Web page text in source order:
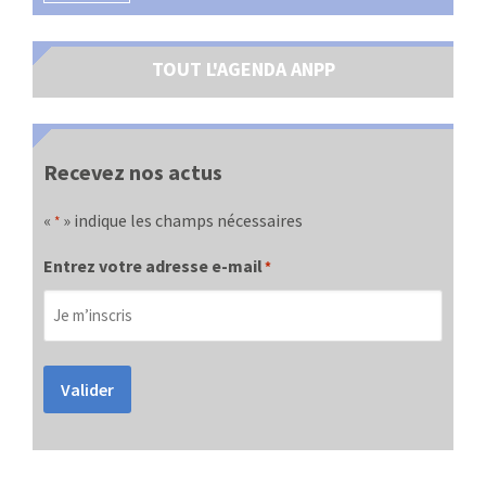
TOUT L'AGENDA ANPP
Recevez nos actus
« * » indique les champs nécessaires
Entrez votre adresse e-mail*
Valider